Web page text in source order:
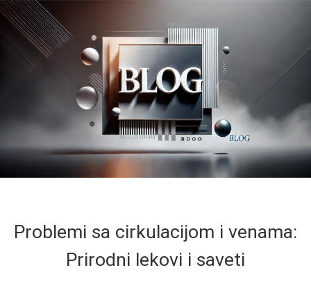
Problemi sa cirkulacijom i venama:
Prirodni lekovi i saveti